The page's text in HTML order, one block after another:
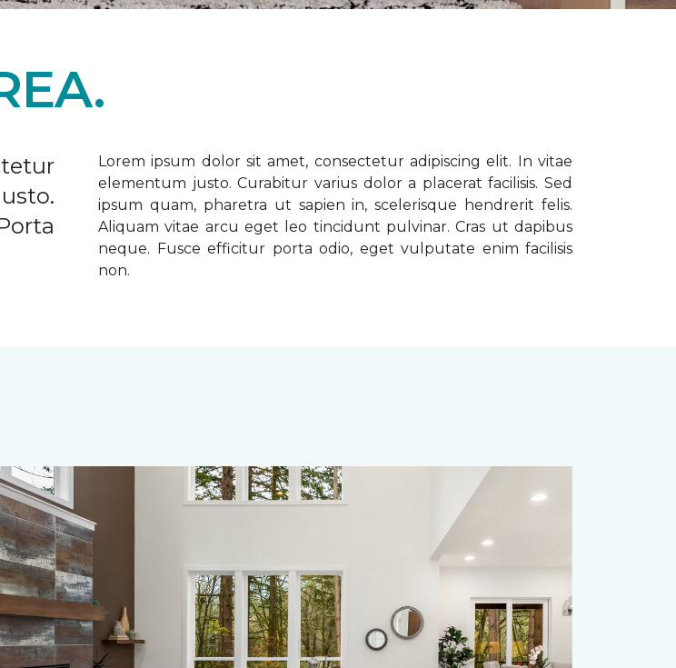
Lorem ipsum dolor sit amet, consectetur adipiscing elit. In vitae
elementum justo. Curabitur varius dolor a placerat facilisis. Sed
ipsum quam, pharetra ut sapien in, scelerisque hendrerit felis.
Aliquam vitae arcu eget leo tincidunt pulvinar. Cras ut dapibus
neque. Fusce efficitur porta odio, eget vulputate enim facilisis
non.